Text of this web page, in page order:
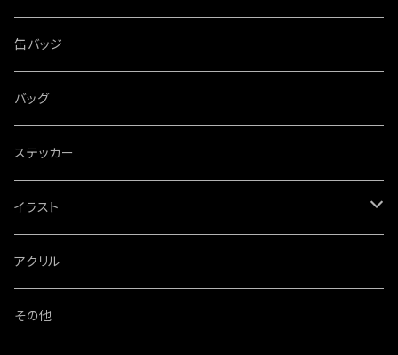
缶バッジ
バッグ
ステッカー
イラスト
特大パネル
アクリル
その他